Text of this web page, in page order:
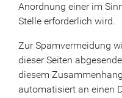
Anordnung einer im
Stelle erforderlich wird.
Zur Spamvermeidung
dieser Seiten
diesem
automatisiert an einen